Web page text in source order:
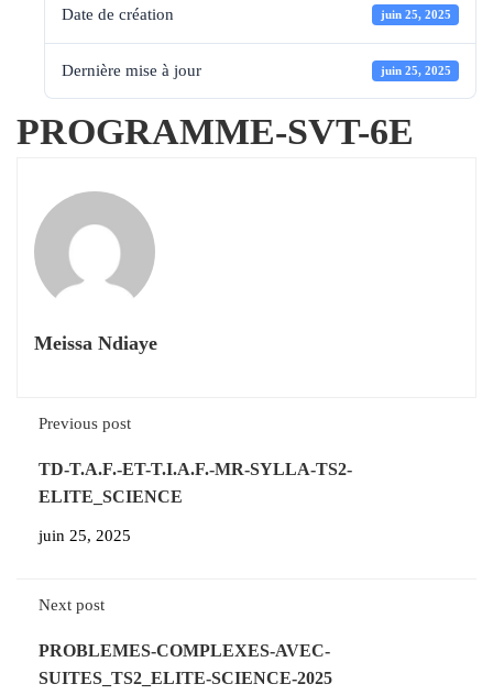
Date de création juin 25, 2025
Dernière mise à jour juin 25, 2025
PROGRAMME-SVT-6E
Meissa Ndiaye
Previous post
TD-T.A.F.-ET-T.I.A.F.-MR-SYLLA-TS2-
ELITE_SCIENCE
juin 25, 2025
Next post
PROBLEMES-COMPLEXES-AVEC-
SUITES_TS2_ELITE-SCIENCE-2025